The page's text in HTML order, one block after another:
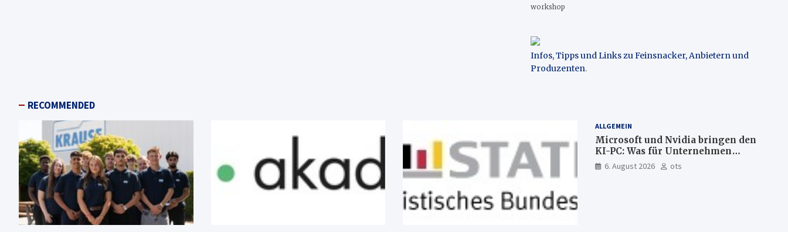
workshop
Infos, Tipps und Links zu Feinsnacker, Anbietern und
Produzenten.
RECOMMENDED
ALLGEMEIN
Microsoft und Nvidia bringen den
KI-PC: Was für Unternehmen
künftig direkt auf Ihrem Computer
läuft und was weiter in der Cloud
6. August 2026 ots